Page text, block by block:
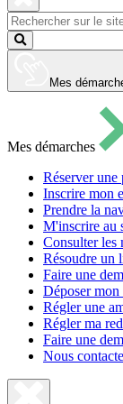
ouvrir
le
formulaire
Fermer
la
recherche
Lancer
la
Mes
Mes démarches
Réserver une
Inscrire mon
Prendre la
M'inscrire au
Consulter les
Résoudre un
Faire une
Déposer
Régler une
Régler ma
Faire une
Nous